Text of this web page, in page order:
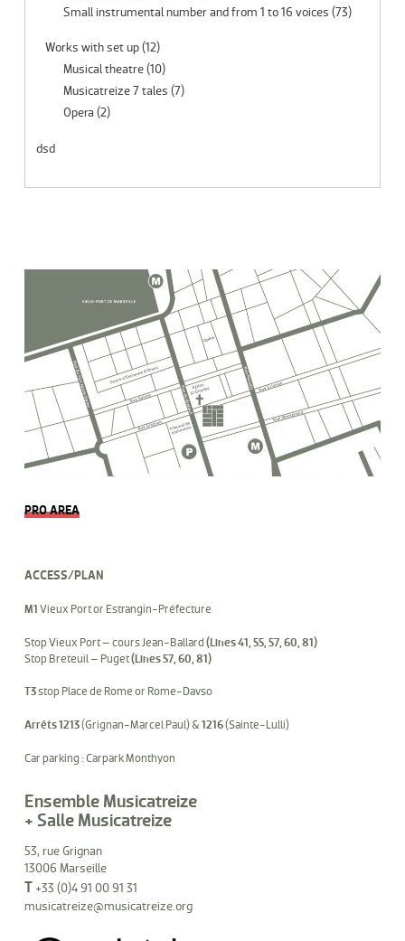
Small instrumental number and from 1 to 16 voices (73)
Works with set up(12)
Musical theatre(10)
Musicatreize 7 tales (7)
Opera (2)
dsd
PRO AREA
ACCESS/PLAN
M1 Vieux Port or Estrangin-Préfecture
Stop Vieux Port – cours Jean-Ballard (Lines 41, 55, 57, 60, 81)
Stop Breteuil – Puget(Lines 57, 60, 81)
T3stop Place de Rome or Rome-Davso
Arrêts 1213(Grignan-Marcel Paul) & 1216(Sainte-Lulli)
Car parking : Carpark Monthyon
Ensemble Musicatreize
+ Salle Musicatreize
53, rue Grignan
13006 Marseille
T+33 (0)4 91 00 91 31
musicatreize@musicatreize.org